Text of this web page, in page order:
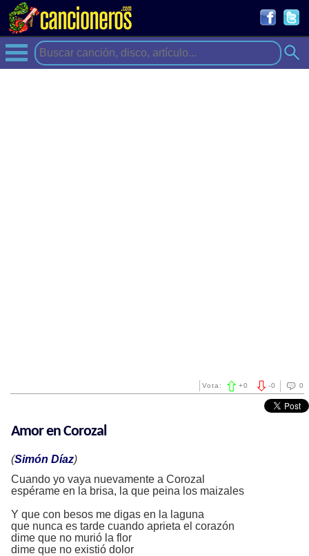
0
-0
Vota: +0
Amor en Corozal
(Simón Díaz)
Cuando yo vaya nuevamente a Corozal
espérame en la brisa, la que peina los maizales
Y que con besos me digas en la laguna
que nunca es tarde cuando aprieta el corazón
dime que no murió la flor
dime que no existió dolor